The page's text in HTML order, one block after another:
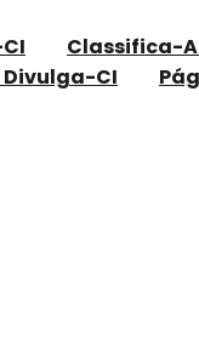
Classifica-
Divulga-CI